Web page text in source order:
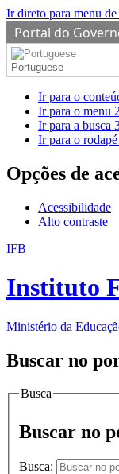
Ir direto para menu
Portal do
Portuguese
Ir para o
Ir para o menu 2
Ir para a busca
Ir para o rodapé
Opções de
Acessibilidade
Alto contraste
IFB
Instituto
Ministério da
Buscar no
Busca
Buscar no
Busca: